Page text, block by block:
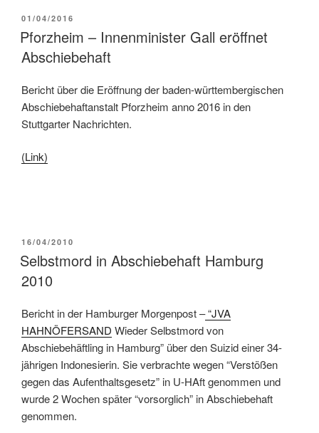
01/04/2016
Pforzheim – Innenminister Gall eröffnet
Abschiebehaft
Bericht über die Eröffnung der baden-württembergischen
Abschiebehaftanstalt Pforzheim anno 2016 in den
Stuttgarter Nachrichten.
(Link)
16/04/2010
Selbstmord in Abschiebehaft Hamburg
2010
Bericht in der Hamburger Morgenpost –“JVA
HAHNÖFERSAND Wieder Selbstmord von
Abschiebehäftling in Hamburg” über den Suizid einer 34-
jährigen Indonesierin. Sie verbrachte wegen “Verstößen
gegen das Aufenthaltsgesetz” in U-HAft genommen und
wurde 2 Wochen später “vorsorglich” in Abschiebehaft
genommen.